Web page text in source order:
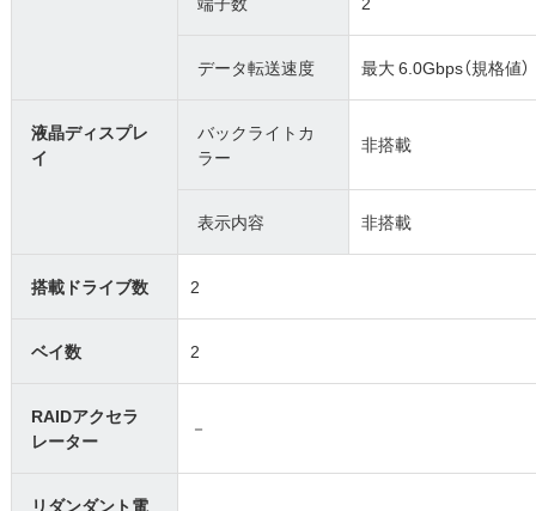
データ転送速度 最大 6.0Gbps（規格値）
液晶ディスプレ
イ
バックライトカ
ラー
非搭載
表示内容 非搭載
搭載ドライブ数 2
ベイ数 2
RAIDアクセラ
レーター
－
リダンダント電